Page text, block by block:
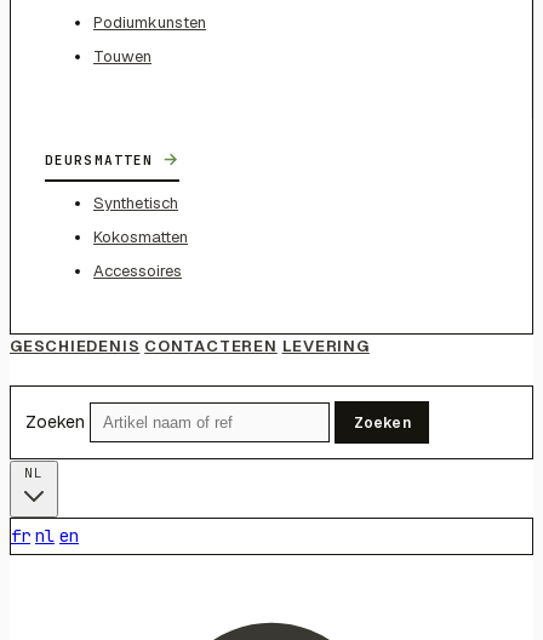
Podiumkunsten
Touwen
DEURSMATTEN →
Synthetisch
Kokosmatten
Accessoires
GESCHIEDENIS CONTACTEREN LEVERING
Zoeken Zoeken
fr nl en